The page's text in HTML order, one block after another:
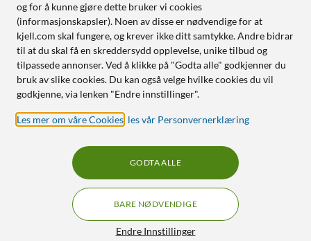
Handle fra:
Sverige
Norge
RÅD OG TILBEHØR TIL
HJEMMEELEKTRONIKK
og for å kunne gjøre dette bruker vi cookies
(informasjonskapsler). Noen av disse er nødvendige for at
kjell.com skal fungere, og krever ikke ditt samtykke. Andre bidrar
til at du skal få en skreddersydd opplevelse, unike tilbud og
tilpassede annonser. Ved å klikke på "Godta alle" godkjenner du
bruk av slike cookies. Du kan også velge hvilke cookies du vil
godkjenne, via lenken "Endre innstillinger".
Les mer om våre Cookies les vår Personvernerklæring
Endre Innstillinger
BARE NØDVENDIGE
GODTA ALLE